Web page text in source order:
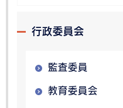
行政委員会
監査委員
教育委員会